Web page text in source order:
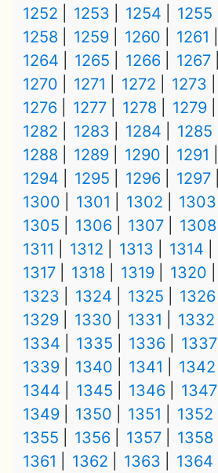
1252
1253 1254 1255
1258
1259 1260 1261
1264
1265 1266 1267
1270
1271 1272 1273
1276
1277 1278 1279
1282
1283 1284 1285
1288
1289 1290 1291
1294
1295 1296 1297
1300
1301 1302 1303
1305
1306 1307 1308
1311
1312 1313 1314
1317
1318 1319 1320
1323
1324 1325 1326
1329
1330 1331 1332
1334
1335 1336 1337
1339
1340 1341 1342
1344
1345 1346 1347
1349
1350 1351 1352
1355
1356 1357 1358
1361
1362 1363 1364